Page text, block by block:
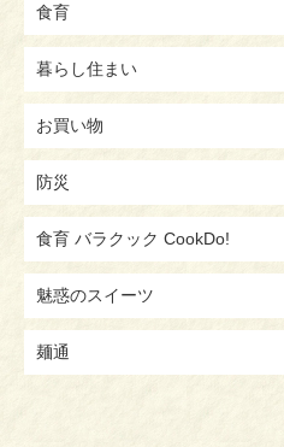
食育
暮らし住まい
お買い物
防災
食育 バラクック CookDo!
魅惑のスイーツ
麺通